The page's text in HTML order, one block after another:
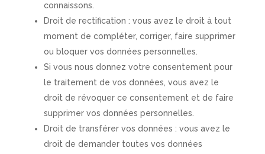
connaissons.
Droit de rectification : vous avez le droit à tout
moment de compléter, corriger, faire supprimer
ou bloquer vos données personnelles.
Si vous nous donnez votre consentement pour
le traitement de vos données, vous avez le
droit de révoquer ce consentement et de faire
supprimer vos données personnelles.
Droit de transférer vos données : vous avez le
droit de demander toutes vos données